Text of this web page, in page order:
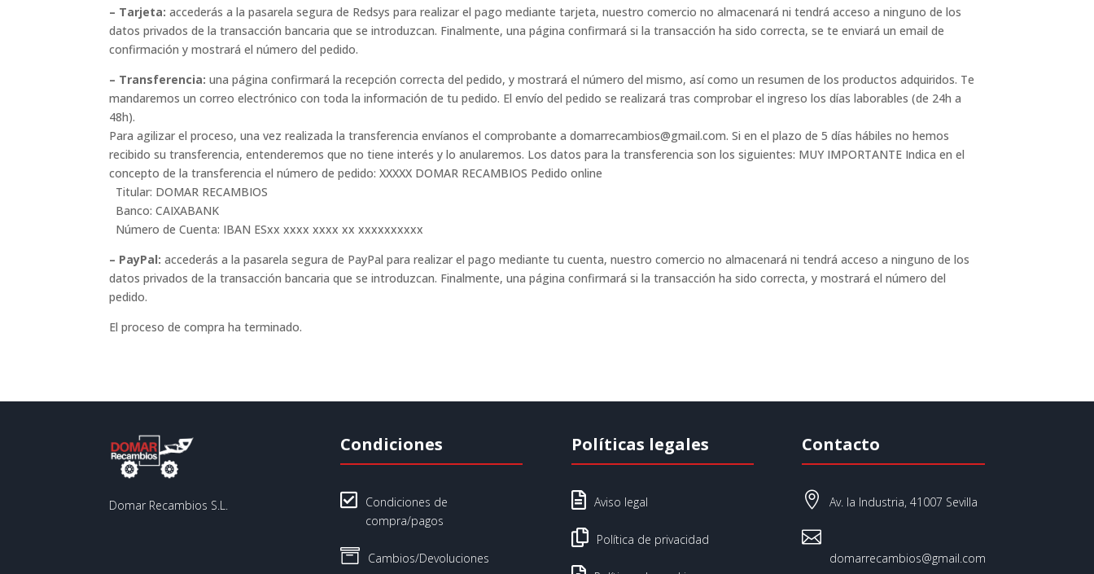
– Tarjeta: accederás a la pasarela segura de Redsys para realizar el pago mediante tarjeta, nuestro comercio no almacenará ni tendrá acceso a ninguno de los
datos privados de la transacción bancaria que se introduzcan. Finalmente, una página confirmará si la transacción ha sido correcta, se te enviará un email de
confirmación y mostrará el número del pedido.
– Transferencia: una página confirmará la recepción correcta del pedido, y mostrará el número del mismo, así como un resumen de los productos adquiridos. Te
mandaremos un correo electrónico con toda la información de tu pedido. El envío del pedido se realizará tras comprobar el ingreso los días laborables (de 24h a
48h).
Para agilizar el proceso, una vez realizada la transferencia envíanos el comprobante a domarrecambios@gmail.com. Si en el plazo de 5 días hábiles no hemos
recibido su transferencia, entenderemos que no tiene interés y lo anularemos. Los datos para la transferencia son los siguientes: MUY IMPORTANTE Indica en el
concepto de la transferencia el número de pedido: XXXXX DOMAR RECAMBIOS Pedido online
Titular: DOMAR RECAMBIOS
Banco: CAIXABANK
Número de Cuenta: IBAN ESxx xxxx xxxx xx xxxxxxxxxx
– PayPal: accederás a la pasarela segura de PayPal para realizar el pago mediante tu cuenta, nuestro comercio no almacenará ni tendrá acceso a ninguno de los
datos privados de la transacción bancaria que se introduzcan. Finalmente, una página confirmará si la transacción ha sido correcta, y mostrará el número del
pedido.
El proceso de compra ha terminado.
Domar Recambios S.L.
Condiciones

Condiciones de
compra/pagos
 Cambios/Devoluciones
Políticas legales
 Aviso legal
 Política de privacidad
Contacto
 Av. la Industria, 41007 Sevilla

domarrecambios@gmail.com